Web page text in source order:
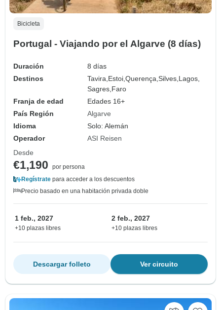
Bicicleta
Portugal - Viajando por el Algarve (8 días)
Duración
8 días
Destinos
Tavira, Estoi,Querença,Silves, Lagos,
Sagres, Faro
Franja de edad
Edades 16+
País Región
Algarve
Idioma
Solo: Alemán
Operador
ASI Reisen
Desde
€1,190
por persona
Regístrate para acceder a los descuentos
Precio basado en una habitación privada doble
1 feb., 2027
+10 plazas libres
2 feb., 2027
+10 plazas libres
Ver circuito
Descargar folleto